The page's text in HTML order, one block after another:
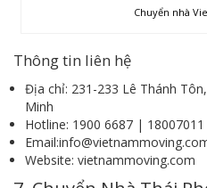
Chuyển nhà
Thông tin liên hệ
Địa chỉ: 231-233 Lê Thánh
Minh
Hotline: 1900 6687 | 18007011
Website: vietnammoving.com